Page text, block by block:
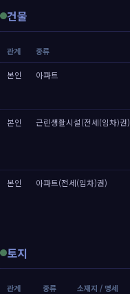
건물
관계 종류
본인 아파트
본인 근린생활시설(전세(임차)권)
본인 아파트(전세(임차)권)
토지
관계 종류 소재지 / 명세